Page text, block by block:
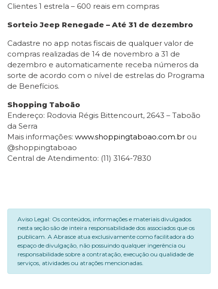
Clientes 1 estrela – 600 reais em compras
Sorteio Jeep Renegade – Até 31 de dezembro
Cadastre no app notas fiscais de qualquer valor de
compras realizadas de 14 de novembro a 31 de
dezembro e automaticamente receba números da
sorte de acordo com o nível de estrelas do Programa
de Benefícios.
Shopping Taboão
Endereço: Rodovia Régis Bittencourt, 2643 – Taboão
da Serra
Mais informações: www.shoppingtaboao.com.br ou
@shoppingtaboao
Central de Atendimento: (11) 3164-7830
Aviso Legal: Os conteúdos, informações e materiais divulgados
nesta seção são de inteira responsabilidade dos associados que os
publicam. A Abrasce atua exclusivamente como facilitadora do
espaço de divulgação, não possuindo qualquer ingerência ou
responsabilidade sobre a contratação, execução ou qualidade de
serviços, atividades ou atrações mencionadas.